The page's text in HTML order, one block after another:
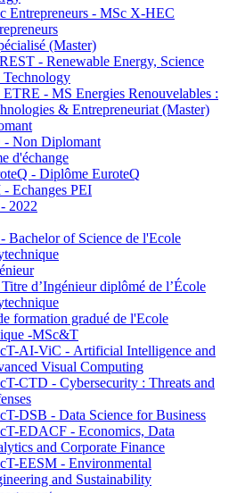
Entrepreneurs - MSc X-HEC
(Master)
- Renewable Energy, Science
Technology
- MS Energies Renouvelables :
& Entrepreneuriat (Master)
- Non Diplomant
d'échange
- Diplôme EuroteQ
- Echanges PEI
2022
Bachelor of Science de l'Ecole
d’Ingénieur diplômé de l’École
formation gradué de l'Ecole
-MSc&T
AI-ViC - Artificial Intelligence and
Visual Computing
CTD - Cybersecurity : Threats and
DSB - Data Science for Business
EDACF - Economics, Data
and Corporate Finance
EESM - Environmental
and Sustainability